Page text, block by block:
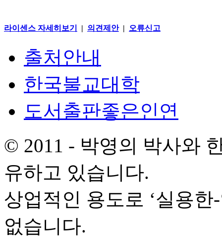
라이센스 자세히보기 | 의견제안| 오류신고
출처안내
한국불교대학
도서출판좋은인연
© 2011 - 박영의 박사와
유하고 있습니다.
상업적인 용도로 ‘실용
없습니다.